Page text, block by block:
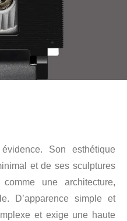
Son esthétique
et de ses sculptures
une architecture,
D’apparence simple et
et exige une haute